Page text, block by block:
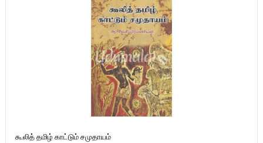
கூலித் தமிழ் காட்டும் சமுதாயம்